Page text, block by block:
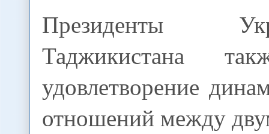
Президенты
Таджикистана
удовлетворение
отношений между